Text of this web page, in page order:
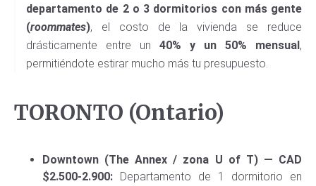
departamento de 2 o 3 dormitorios con más gente
(roommates), el costo de la vivienda se reduce
drásticamente entre un 40% y un 50% mensual ,
permitiéndote estirar mucho más tu presupuesto.
TORONTO (Ontario)
Downtown (The Annex / zona U of T) — CAD
$2.500-2.900: Departamento de 1 dormitorio en